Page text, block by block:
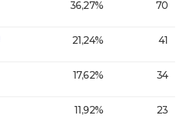
36,27% 70
21,24% 41
17,62% 34
11,92% 23